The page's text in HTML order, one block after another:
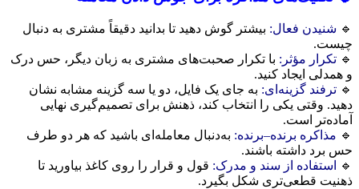
🔹 شنیدن فعال: بیشتر گوش دهید تا بدانید دقیقاً مشتری به دنبال
چیست.
🔹 تکرار مؤثر: با تکرار صحبت‌های مشتری به زبان دیگر، حس درک
و همدلی ایجاد کنید.
🔹 ترفند گزینه‌ای: به جای یک فایل، دو یا سه گزینه مشابه نشان
دهید. وقتی یکی را انتخاب کند، ذهنش برای تصمیم‌گیری نهایی
آماده‌تر است.
🔹 مذاکره برنده–برنده: به‌دنبال معامله‌ای باشید که هر دو طرف
حس برد داشته باشند.
🔹
استفاده از سند و مدرک: قول و قرار را روی کاغذ بیاورید تا
ذهنیت قطعی‌تری شکل بگیرد.